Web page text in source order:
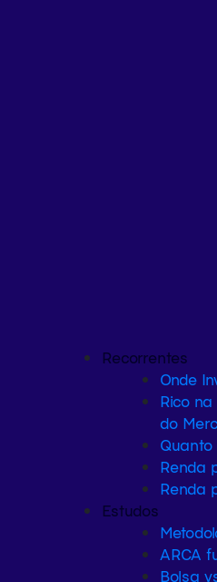
Recorrentes
Onde
Rico
do
Renda
Renda
Estudos
ARCA
Bolsa